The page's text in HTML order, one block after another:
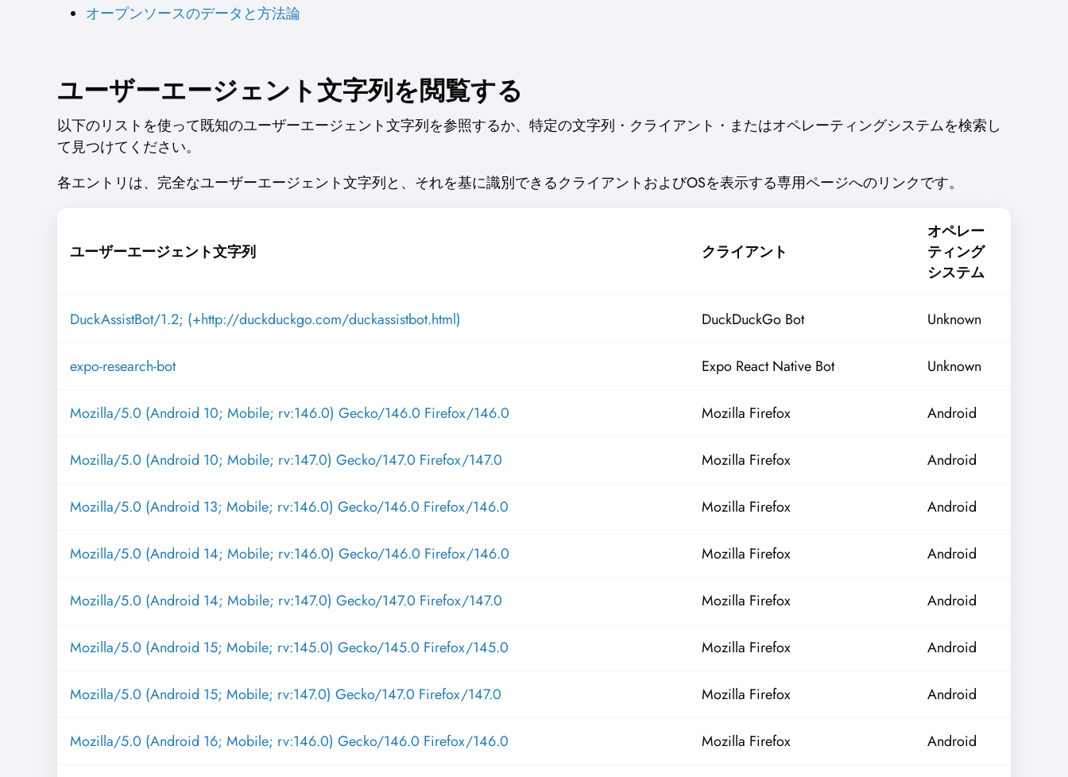
オープンソースのデータと方法論
ユーザーエージェント文字列を閲覧する
以下のリストを使って既知のユーザーエージェント文字列を参照するか、特定の文字列・クライアント・またはオペレーティングシステムを検索し
て見つけてください。
各エントリは、完全なユーザーエージェント文字列と、それを基に識別できるクライアントおよびOSを表示する専用ページへのリンクです。
ユーザーエージェント文字列 クライアント
オペレー
ティング
システム
DuckAssistBot/1.2; (+http://duckduckgo.com/duckassistbot.html) DuckDuckGo Bot Unknown
expo-research-bot Expo React Native Bot Unknown
Mozilla/5.0 (Android 10; Mobile; rv:146.0) Gecko/146.0 Firefox/146.0 Mozilla Firefox Android
Mozilla/5.0 (Android 10; Mobile; rv:147.0) Gecko/147.0 Firefox/147.0 Mozilla Firefox Android
Mozilla/5.0 (Android 13; Mobile; rv:146.0) Gecko/146.0 Firefox/146.0 Mozilla Firefox Android
Mozilla/5.0 (Android 14; Mobile; rv:146.0) Gecko/146.0 Firefox/146.0 Mozilla Firefox Android
Mozilla/5.0 (Android 14; Mobile; rv:147.0) Gecko/147.0 Firefox/147.0 Mozilla Firefox Android
Mozilla/5.0 (Android 15; Mobile; rv:145.0) Gecko/145.0 Firefox/145.0 Mozilla Firefox Android
Mozilla/5.0 (Android 15; Mobile; rv:147.0) Gecko/147.0 Firefox/147.0 Mozilla Firefox Android
Mozilla/5.0 (Android 16; Mobile; rv:146.0) Gecko/146.0 Firefox/146.0 Mozilla Firefox Android